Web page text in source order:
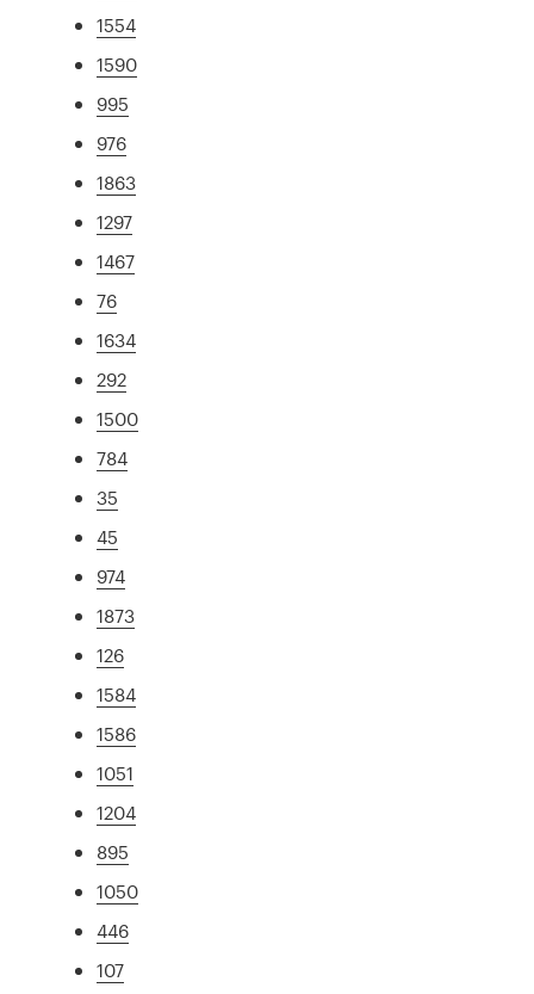
1554
1590
995
976
1863
1297
1467
76
1634
292
1500
784
35
45
974
1873
126
1584
1586
1051
1204
895
1050
446
107